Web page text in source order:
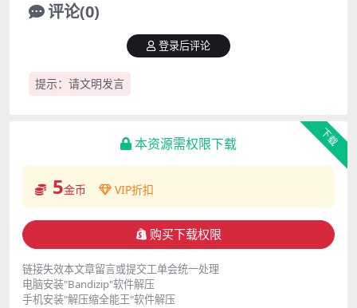
评论(0)
提示：请文明发言
登录后评论
下载
本资源需权限下载
5金币 VIP折扣
购买下载权限
链接失效本文章留言或提交工单会统一处理
电脑安装"Bandizip"软件解压
手机安装"解压缩全能王"软件解压